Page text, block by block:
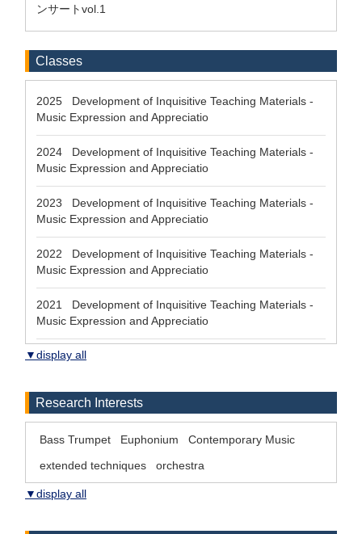
ンサートvol.1
Classes
2025 Development of Inquisitive Teaching Materials -
Music Expression and Appreciatio
2024 Development of Inquisitive Teaching Materials -
Music Expression and Appreciatio
2023 Development of Inquisitive Teaching Materials -
Music Expression and Appreciatio
2022 Development of Inquisitive Teaching Materials -
Music Expression and Appreciatio
2021 Development of Inquisitive Teaching Materials -
Music Expression and Appreciatio
▼display all
Research Interests
Bass Trumpet Euphonium
Contemporary Music
extended techniques
orchestra
▼display all